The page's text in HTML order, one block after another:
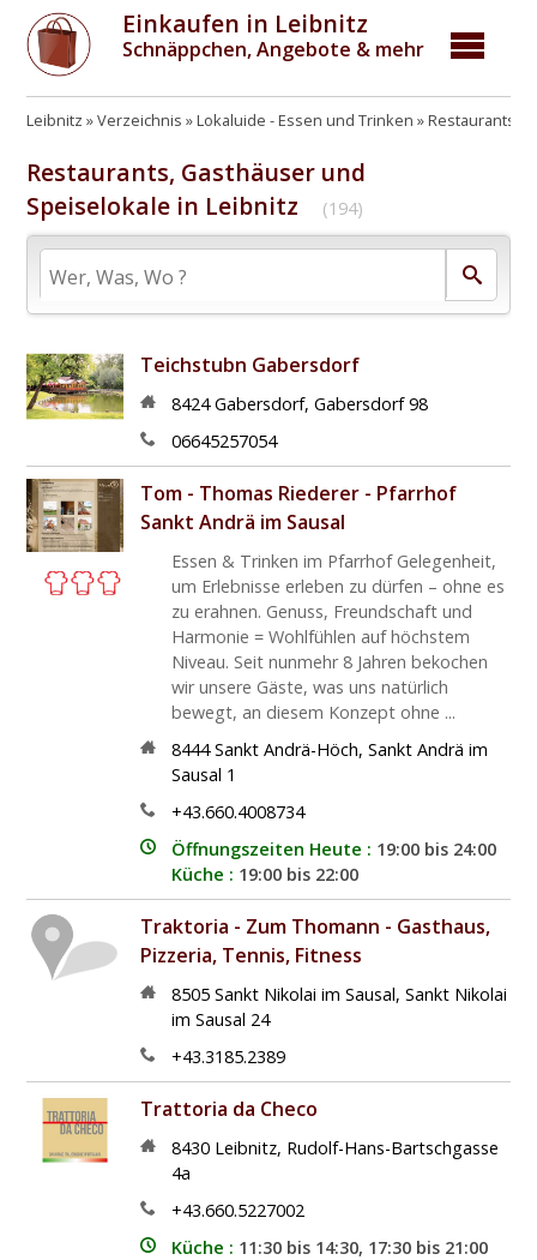
Einkaufen in Leibnitz
Schnäppchen, Angebote & mehr
Leibnitz Verzeichnis Lokaluide - Essen und Trinken Restaurants,
Restaurants, Gasthäuser und
Speiselokale in Leibnitz
(194)
Teichstubn Gabersdorf
8424 Gabersdorf, Gabersdorf 98
06645257054
Tom - Thomas Riederer - Pfarrhof
Sankt Andrä im Sausal
Essen & Trinken im Pfarrhof Gelegenheit,
um Erlebnisse erleben zu dürfen – ohne es
zu erahnen. Genuss, Freundschaft und
Harmonie = Wohlfühlen auf höchstem
Niveau. Seit nunmehr 8 Jahren bekochen
wir unsere Gäste, was uns natürlich
bewegt, an diesem Konzept ohne ...
8444 Sankt Andrä-Höch, Sankt Andrä im
Sausal 1
+43.660.4008734
Öffnungszeiten Heute : 19:00 bis 24:00
Küche : 19:00 bis 22:00
Traktoria - Zum Thomann - Gasthaus,
Pizzeria, Tennis, Fitness
8505 Sankt Nikolai im Sausal, Sankt Nikolai
im Sausal 24
+43.3185.2389
Trattoria da Checo
8430 Leibnitz, Rudolf-Hans-Bartschgasse
4a
+43.660.5227002
Küche : 11:30 bis 14:30, 17:30 bis 21:00